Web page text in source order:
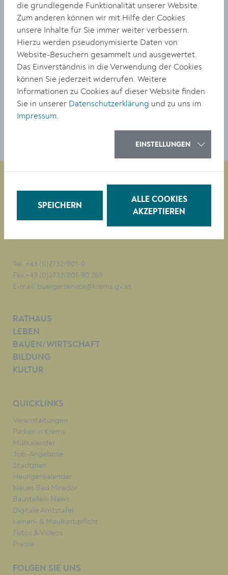
Adresse
Rechte Kremszeile 64
Magistrat der Stadt Krems
Tel. +43 (0)2732/801-0
Fax +43 (0)2732/801-90 269
E-mail: buergerservice@krems.gv.at
RATHAUS
LEBEN
BAUEN/WIRTSCHAFT
BILDUNG
KULTUR
QUICKLINKS
Veranstaltungen
Parken in Krems
Müllkalender
Job-Angebote
Stadtplan
Heurigenkalender
Neues Bad Mirador
Baustellen-News
Digitale Amtstafel
Leinen- & Maulkorbpflicht
Fotos & Videos
Presse
FOLGEN SIE UNS
die grundlegende Funktionalität unserer Website.
Zum anderen können wir mit Hilfe der Cookies
unsere Inhalte für Sie immer weiter verbessern.
Hierzu werden pseudonymisierte Daten von
Website-Besuchern gesammelt und ausgewertet.
Das Einverständnis in die Verwendung der Cookies
können Sie jederzeit widerrufen. Weitere
Informationen zu Cookies auf dieser Website finden
Sie in unserer Datenschutzerklärung und zu uns im
Impressum.
EINSTELLUNGEN
SPEICHERN
ALLE COOKIES
AKZEPTIEREN